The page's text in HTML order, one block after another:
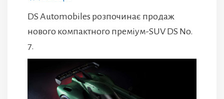
DS Automobiles розпочинає продаж
нового компактного преміум-SUV DS No.
7.